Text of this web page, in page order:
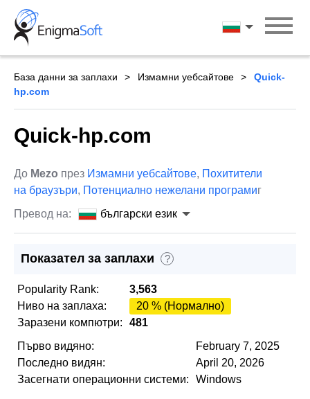
Skip
content
български
База данни за заплахи Измамни уебсайтове
Quick-
hp.com
Quick-hp.com
До Mezo през Измамни уебсайтове, Похитители
на браузъри, Потенциално нежелани програмиг
Превод на:
български език
Показател за заплахи ?
Popularity Rank:
3,563
Ниво на заплаха:
20 % (Нормално)
Заразени компютри:
481
Първо видяно:
February 7, 2025
Последно видян:
April 20, 2026
Засегнати операционни системи:
Windows